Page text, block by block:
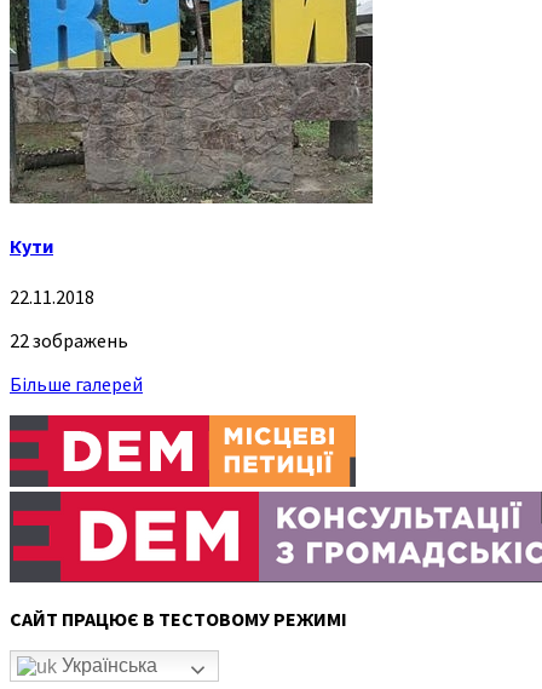
Кути
22.11.2018
22 зображень
Більше галерей
САЙТ ПРАЦЮЄ В ТЕСТОВОМУ РЕЖИМІ
Українська